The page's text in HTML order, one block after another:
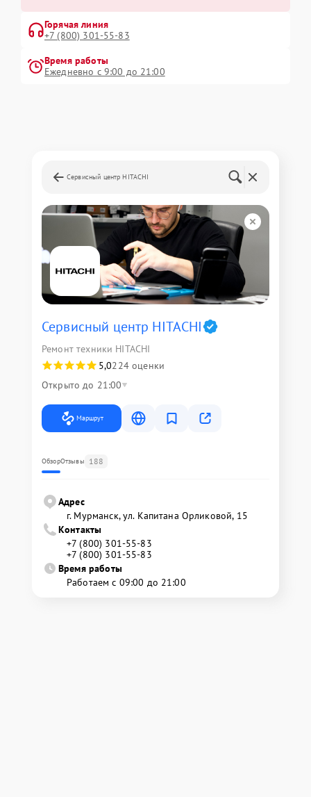
Горячая линия
+7 (800) 301-55-83
Время работы
Ежедневно с 9:00 до 21:00
Сервисный центр HITACHI
Сервисный центр HITACHI
Ремонт техники HITACHI
5,0224 оценки
Открыто до 21:00
Маршрут
ОбзорОтзывы 188
Адрес
г. Мурманск, ул. Капитана Орликовой, 15
Контакты
+7 (800) 301-55-83
+7 (800) 301-55-83
Время работы
Работаем с 09:00 до 21:00